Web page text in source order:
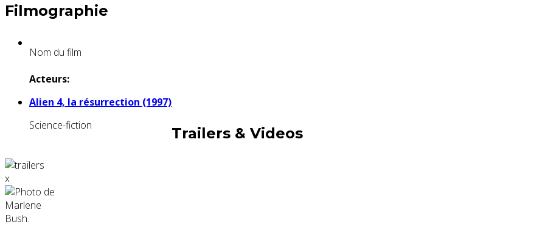
Filmographie
Nom du film
Acteurs:
Alien 4, la résurrection (1997)
Science-fiction
Trailers & Videos
x